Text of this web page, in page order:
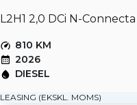
L2H1 2,0 DCi N-
810 KM
2026
DIESEL
LEASING (EKSKL. MOMS)